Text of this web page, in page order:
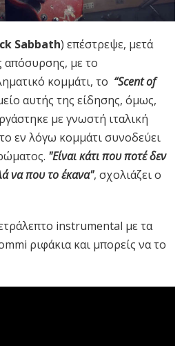
Sabbath) επέστρεψε, μετά
απόσυρσης, με το
κομμάτι, το “Scent of
αυτής της είδησης, όμως,
με γνωστή ιταλική
εν λόγω κομμάτι συνοδεύει
"Είναι κάτι που ποτέ δεν
να που το έκανα", σχολιάζει ο
instrumental με τα
ριφάκια και μπορείς να το